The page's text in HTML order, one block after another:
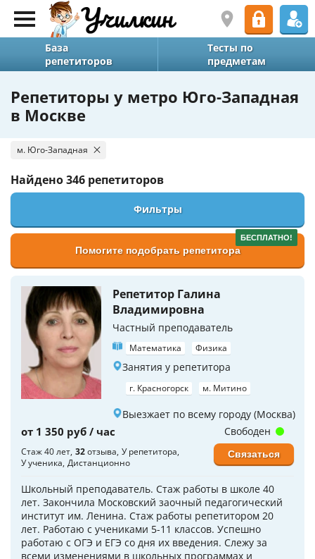
База
репетиторов
Тесты по
предметам
Репетиторы у метро Юго-Западная
в Москве
м. Юго-Западная
Найдено346 репетиторов
Фильтры
БЕСПЛАТНО!
Помогите подобрать репетитора
Репетитор Галина
Владимировна
Частный преподаватель
Математика Физика
Занятия у репетитора
г. Красногорск м. Митино
Выезжает по всему городу (Москва)
от 1 350 руб / час
Стаж 40 лет 32отзыва У репетитора
У ученика Дистанционно
Школьный преподаватель. Стаж работы в школе 40
лет. Закончила Московский заочный педагогический
институт им. Ленина. Стаж работы репетитором 20
лет. Работаю с учениками 5-11 классов. Успешно
работаю с ОГЭ и ЕГЭ со дня их введения. Слежу за
всеми изменениями в школьных программах и
Свободен
Связаться